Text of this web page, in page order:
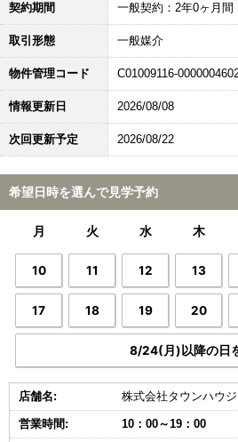
契約期間 一般契約：2年0ヶ月間
取引形態 一般媒介
物件管理コード C01009116-
情報更新日 2026/08/08
次回更新予定 2026/08/22
希望日時を選んで見学予約
月 火 水 木
10 11 12 13
17 18 19 20
8/24(月)以降の日
店舗名: 株式会社タウンハウ
営業時間: 10：00～19：00